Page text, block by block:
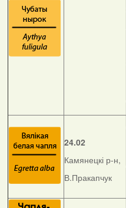
24.02
Камянецкі р-н,
В.Пракапчук